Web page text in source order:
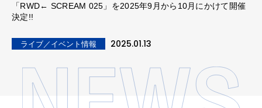
「RWD← SCREAM 025」を2025年9月から10月にかけて開催
決定!!
ライブ／イベント情報 2025.01.13